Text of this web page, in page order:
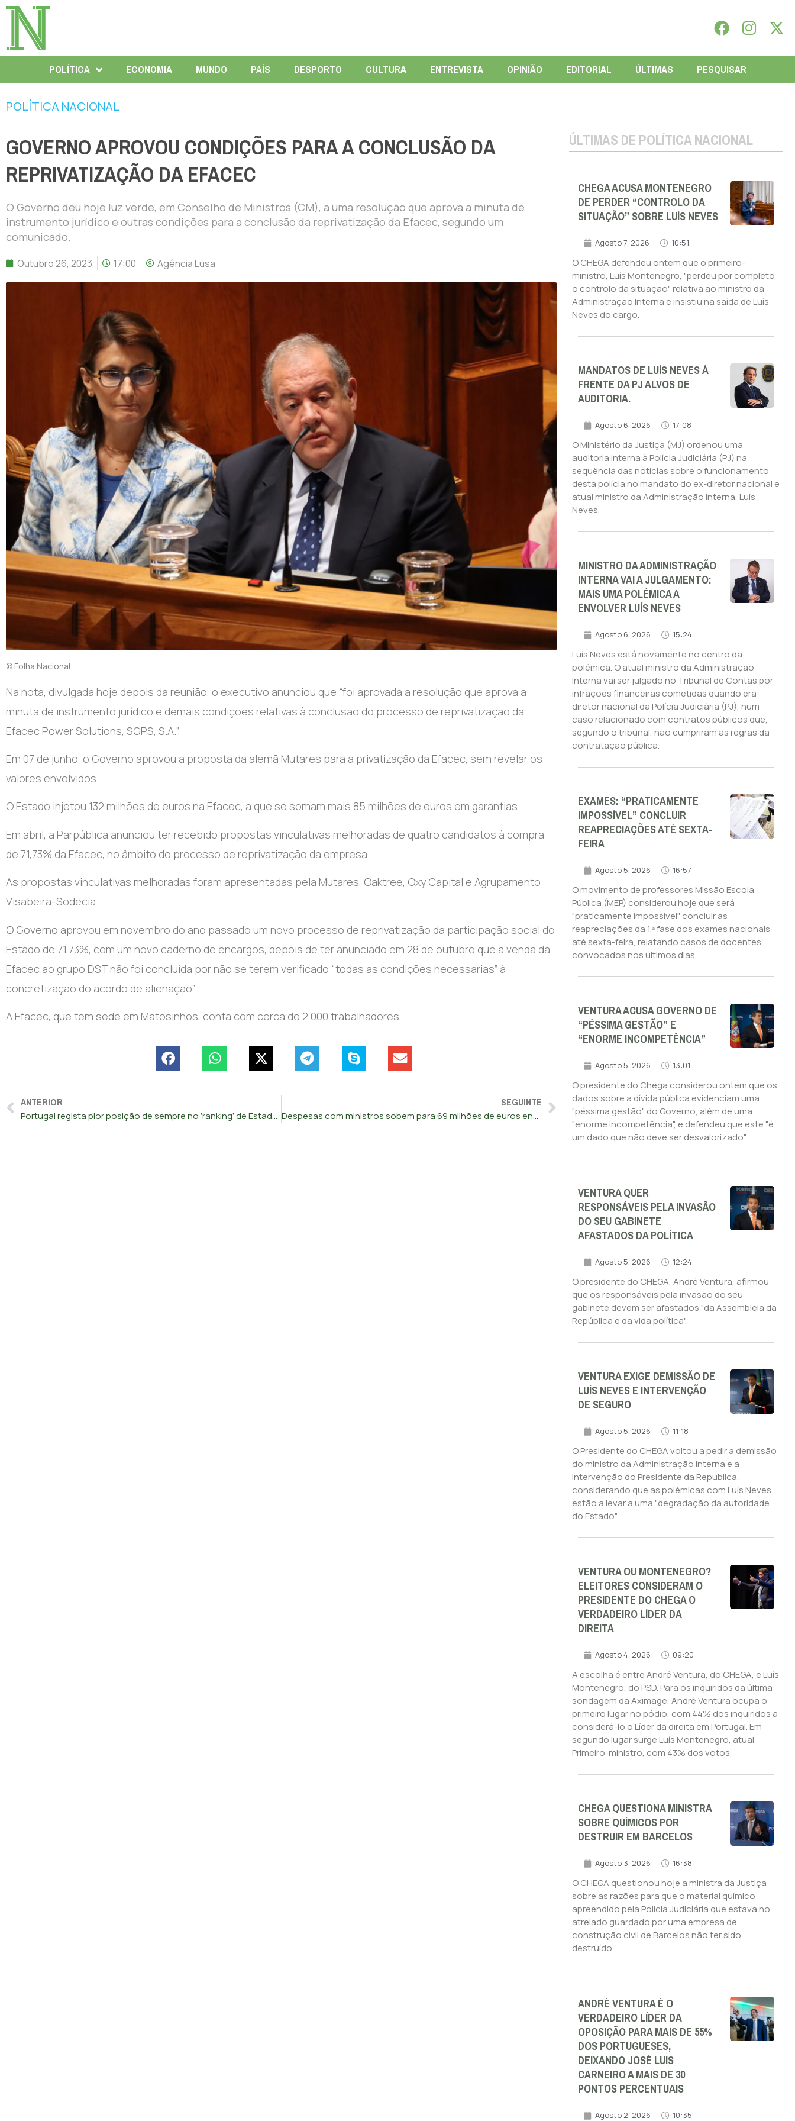
POLÍTICA ECONOMIA MUNDO PAÍS DESPORTO CULTURA ENTREVISTA OPINIÃO EDITORIAL ÚLTIMAS PESQUISAR
POLÍTICA NACIONAL
GOVERNO APROVOU CONDIÇÕES PARA A CONCLUSÃO DA
REPRIVATIZAÇÃO DA EFACEC
O Governo deu hoje luz verde, em Conselho de Ministros (CM), a uma resolução que aprova a minuta de
instrumento jurídico e outras condições para a conclusão da reprivatização da Efacec, segundo um
comunicado.
Outubro 26, 2023 17:00 Agência Lusa
© Folha Nacional
Na nota, divulgada hoje depois da reunião, o executivo anunciou que “foi aprovada a resolução que aprova a
minuta de instrumento jurídico e demais condições relativas à conclusão do processo de reprivatização da
Efacec Power Solutions, SGPS, S.A.”.
Em 07 de junho, o Governo aprovou a proposta da alemã Mutares para a privatização da Efacec, sem revelar os
valores envolvidos.
O Estado injetou 132 milhões de euros na Efacec, a que se somam mais 85 milhões de euros em garantias.
Em abril, a Parpública anunciou ter recebido propostas vinculativas melhoradas de quatro candidatos à compra
de 71,73% da Efacec, no âmbito do processo de reprivatização da empresa.
As propostas vinculativas melhoradas foram apresentadas pela Mutares, Oaktree, Oxy Capital e Agrupamento
Visabeira-Sodecia.
O Governo aprovou em novembro do ano passado um novo processo de reprivatização da participação social do
Estado de 71,73%, com um novo caderno de encargos, depois de ter anunciado em 28 de outubro que a venda da
Efacec ao grupo DST não foi concluída por não se terem verificado “todas as condições necessárias” à
concretização do acordo de alienação”.
A Efacec, que tem sede em Matosinhos, conta com cerca de 2.000 trabalhadores.
ANTERIOR
Portugal regista pior posição de sempre no ‘ranking’ de Estado de Direito
SEGUINTE
Despesas com ministros sobem para 69 milhões de euros enquanto portugueses empobrecem cada vez mais
ÚLTIMAS DE POLÍTICA NACIONAL
CHEGA ACUSA MONTENEGRO
DE PERDER “CONTROLO DA
SITUAÇÃO” SOBRE LUÍS NEVES
Agosto 7, 2026 10:51
O CHEGA defendeu ontem que o primeiro-
ministro, Luís Montenegro, "perdeu por completo
o controlo da situação" relativa ao ministro da
Administração Interna e insistiu na saída de Luís
Neves do cargo.
MANDATOS DE LUÍS NEVES À
FRENTE DA PJ ALVOS DE
AUDITORIA.
Agosto 6, 2026 17:08
O Ministério da Justiça (MJ) ordenou uma
auditoria interna à Polícia Judiciária (PJ) na
sequência das notícias sobre o funcionamento
desta polícia no mandato do ex-diretor nacional e
atual ministro da Administração Interna, Luís
Neves.
MINISTRO DA ADMINISTRAÇÃO
INTERNA VAI A JULGAMENTO:
MAIS UMA POLÉMICA A
ENVOLVER LUÍS NEVES
Agosto 6, 2026 15:24
Luís Neves está novamente no centro da
polémica. O atual ministro da Administração
Interna vai ser julgado no Tribunal de Contas por
infrações financeiras cometidas quando era
diretor nacional da Polícia Judiciária (PJ), num
caso relacionado com contratos públicos que,
segundo o tribunal, não cumpriram as regras da
contratação pública.
EXAMES: “PRATICAMENTE
IMPOSSÍVEL” CONCLUIR
REAPRECIAÇÕES ATÉ SEXTA-
FEIRA
Agosto 5, 2026 16:57
O movimento de professores Missão Escola
Pública (MEP) considerou hoje que será
"praticamente impossível" concluir as
reapreciações da 1.ª fase dos exames nacionais
até sexta-feira, relatando casos de docentes
convocados nos últimos dias.
VENTURA ACUSA GOVERNO DE
“PÉSSIMA GESTÃO” E
“ENORME INCOMPETÊNCIA”
Agosto 5, 2026 13:01
O presidente do Chega considerou ontem que os
dados sobre a dívida pública evidenciam uma
"péssima gestão" do Governo, além de uma
"enorme incompetência", e defendeu que este "é
um dado que não deve ser desvalorizado".
VENTURA QUER
RESPONSÁVEIS PELA INVASÃO
DO SEU GABINETE
AFASTADOS DA POLÍTICA
Agosto 5, 2026 12:24
O presidente do CHEGA, André Ventura, afirmou
que os responsáveis pela invasão do seu
gabinete devem ser afastados "da Assembleia da
República e da vida política".
VENTURA EXIGE DEMISSÃO DE
LUÍS NEVES E INTERVENÇÃO
DE SEGURO
Agosto 5, 2026 11:18
O Presidente do CHEGA voltou a pedir a demissão
do ministro da Administração Interna e a
intervenção do Presidente da República,
considerando que as polémicas com Luís Neves
estão a levar a uma "degradação da autoridade
do Estado".
VENTURA OU MONTENEGRO?
ELEITORES CONSIDERAM O
PRESIDENTE DO CHEGA O
VERDADEIRO LÍDER DA
DIREITA
Agosto 4, 2026 09:20
A escolha é entre André Ventura, do CHEGA, e Luís
Montenegro, do PSD. Para os inquiridos da última
sondagem da Aximage, André Ventura ocupa o
primeiro lugar no pódio, com 44% dos inquiridos a
considerá-lo o Líder da direita em Portugal. Em
segundo lugar surge Luís Montenegro, atual
Primeiro-ministro, com 43% dos votos.
CHEGA QUESTIONA MINISTRA
SOBRE QUÍMICOS POR
DESTRUIR EM BARCELOS
Agosto 3, 2026 16:38
O CHEGA questionou hoje a ministra da Justiça
sobre as razões para que o material químico
apreendido pela Polícia Judiciária que estava no
atrelado guardado por uma empresa de
construção civil de Barcelos não ter sido
destruído.
ANDRÉ VENTURA É O
VERDADEIRO LÍDER DA
OPOSIÇÃO PARA MAIS DE 55%
DOS PORTUGUESES,
DEIXANDO JOSÉ LUIS
CARNEIRO A MAIS DE 30
PONTOS PERCENTUAIS
Agosto 2, 2026 10:35